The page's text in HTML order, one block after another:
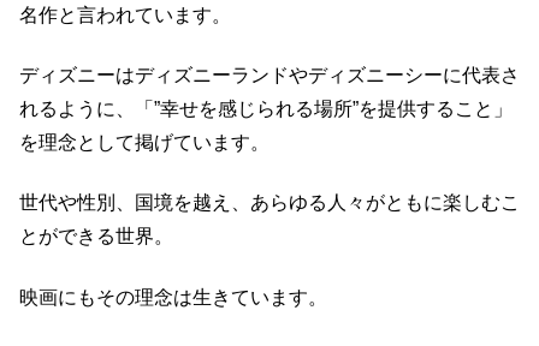
名作と言われています。
ディズニーはディズニーランドやディズニーシーに代表さ
れるように、「”幸せを感じられる場所”を提供すること」
を理念として掲げています。
世代や性別、国境を越え、あらゆる人々がともに楽しむこ
とができる世界。
映画にもその理念は生きています。